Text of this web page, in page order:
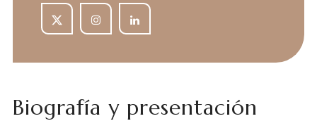
Biografía y presentación